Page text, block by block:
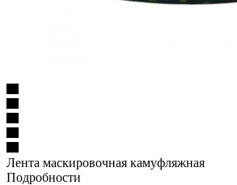
Лента маскировочная камуфляжная
Подробности